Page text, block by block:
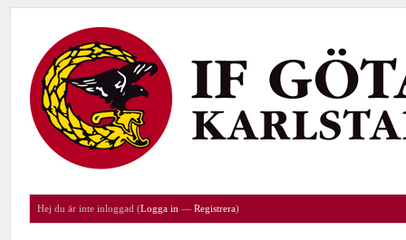
Hej du är inte inloggad (Logga in —Registrera)